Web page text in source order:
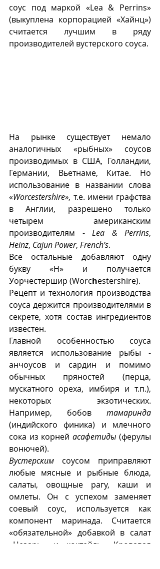
соус под маркой «Lea & Perrins»
(выкуплена корпорацией «Хайнц»)
считается лучшим в ряду
производителей вустерского соуса.
На рынке существует немало
аналогичных «рыбных» соусов
производимых в США, Голландии,
Германии, Вьетнаме, Китае. Но
использование в названии слова
«Worcestershire», т.е. имени графства
в Англии, разрешено только
четырем американским
производителям - Lea & Perrins
Heinz, Cajun Power, French’s.
Все остальные добавляют одну
букву «Н» и получается
Уорчестершир (Worchestershire).
Рецепт и технология производства
соуса держится производителями в
секрете, хотя состав ингредиентов
известен.
Главной особенностью соуса
является использование рыбы -
анчоусов и сардин и помимо
обычных пряностей (перца,
мускатного ореха, имбиря и т.п.),
некоторых экзотических.
Например, бобов тамаринда
(индийского финика) и млечного
сока из корней асафетиды (ферулы
вонючей).
Вустерским соусом приправляют
любые мясные и рыбные блюда,
салаты, овощные рагу, каши и
омлеты. Он с успехом заменяет
соевый соус, используется как
компонент маринада. Считается
«обязательной» добавкой в салат
«Цезарь» и коктейль «Кровавая